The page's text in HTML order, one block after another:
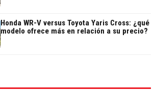
Honda WR-V versus Toyota Yaris Cross: ¿qué
modelo ofrece más en relación a su precio?